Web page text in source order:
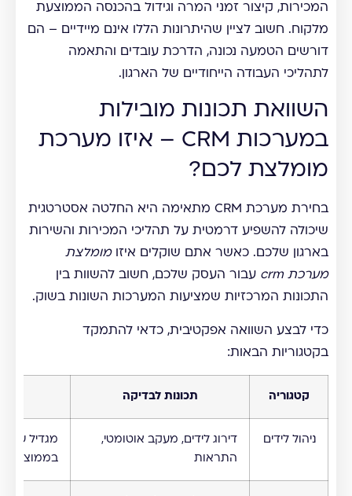
המכירות, קיצור זמני המרה וגידול בהכנסה הממוצעת
מלקוח. חשוב לציין שהיתרונות הללו אינם מיידיים – הם
דורשים הטמעה נכונה, הדרכת עובדים והתאמה
לתהליכי העבודה הייחודיים של הארגון.
השוואת תכונות מובילות
במערכות CRM – איזו מערכת
מומלצת לכם?
בחירת מערכת CRM מתאימה היא החלטה אסטרטגית
שיכולה להשפיע דרמטית על תהליכי המכירות והשירות
בארגון שלכם. כאשר אתם שוקלים איזומומלצת
מערכת crm
עבור העסק שלכם, חשוב להשוות בין
התכונות המרכזיות שמציעות המערכות השונות בשוק.
כדי לבצע השוואה אפקטיבית, כדאי להתמקד
בקטגוריות הבאות:
קטגוריה תכונות לבדיקה
ניהול לידים
דירוג לידים, מעקב אוטומטי,
התראות
בממוצע